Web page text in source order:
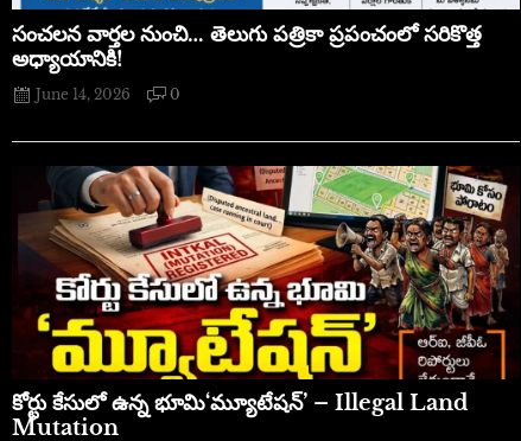
సంచలన వార్తల నుంచి… తెలుగు పత్రికా ప్రపంచంలో సరికొత్త
అధ్యాయానికి!
June 14, 2026 0
​కోర్టు కేసులో ఉన్న భూమి‘మ్యూటేషన్’ – Illegal Land
Mutation